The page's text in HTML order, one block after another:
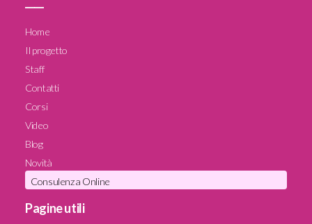
Home
Il progetto
Staff
Contatti
Corsi
Video
Blog
Novità
Consulenza Online
Pagine utili